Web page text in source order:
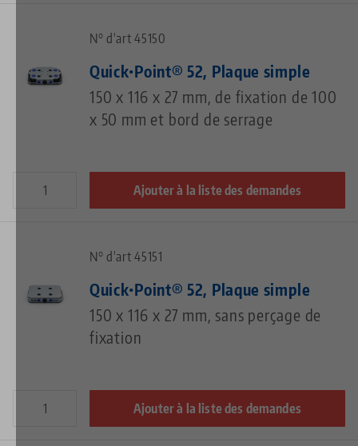
N° d'art 45150
Quick•Point® 52, Plaque simple
150 x 116 x 27 mm, de fixation de 100
x 50 mm et bord de serrage
Ajouter à la liste des demandes
N° d'art 45151
Quick•Point® 52, Plaque simple
150 x 116 x 27 mm, sans perçage de
fixation
Ajouter à la liste des demandes